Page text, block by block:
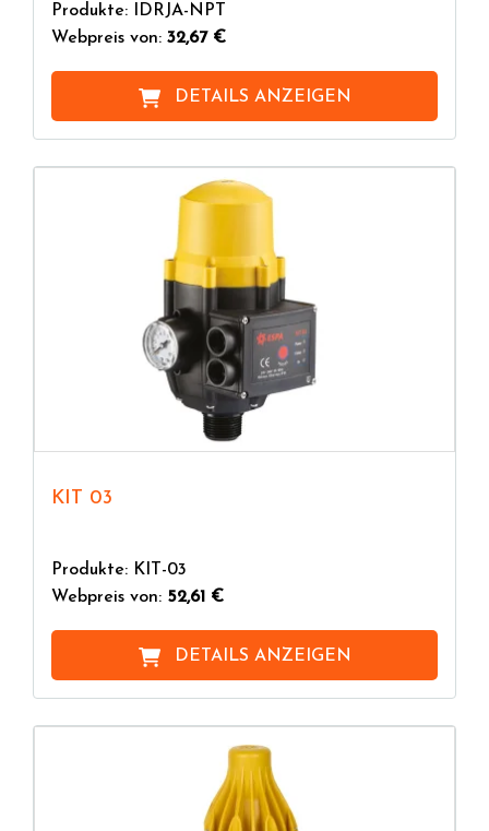
Produkte: IDRJA-NPT
Webpreis von: 32,67 €
DETAILS ANZEIGEN
KIT 03
Produkte: KIT-03
Webpreis von: 52,61 €
DETAILS ANZEIGEN